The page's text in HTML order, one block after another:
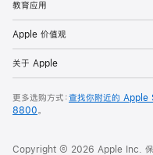
教育应用
Apple 价值观
关于 Apple
更多选购方式：查找你附近的 Apple
8800。
Copyright © 2026 Apple Inc. 保